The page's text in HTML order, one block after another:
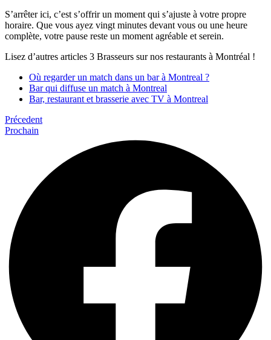
S’arrêter ici, c’est s’offrir un moment qui s’ajuste à votre propre
horaire. Que vous ayez vingt minutes devant vous ou une heure
complète, votre pause reste un moment agréable et serein.
Lisez d’autres articles 3 Brasseurs sur nos restaurants à Montréal !
Où regarder un match dans un bar à Montreal ?
Bar qui diffuse un match à Montreal
Bar, restaurant et brasserie avec TV à Montreal
Précedent
Prochain